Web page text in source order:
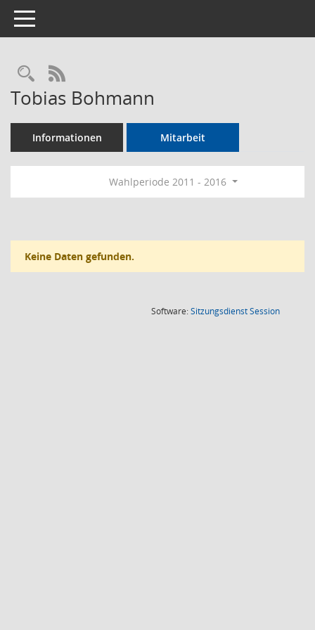
Toggle navigation
Rechercheauswahl
RSS-Feed
Tobias Bohmann
Informationen Mitarbeit
Wahlperiode 2011 - 2016
Keine Daten gefunden.
Software:SitzungsdienstSession(Wird in